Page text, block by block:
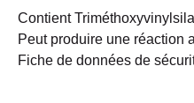
Contient
Peut produire une réaction
Fiche de données de